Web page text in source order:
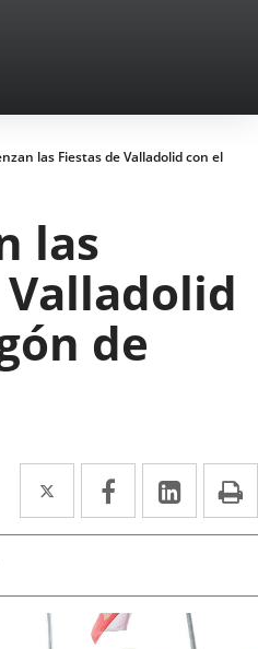
las Fiestas de Valladolid con el
las
de
Twitter
Enlace
a
aplicación
externa.
Facebook
Enlace
a
aplicación
externa.
Enlace
a